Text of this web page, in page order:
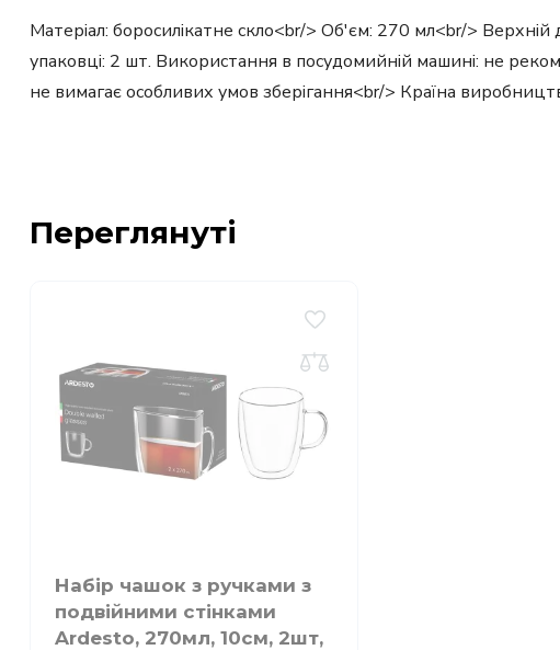
Матеріал: боросилікатне скло<br/> Об'єм: 270 мл<br/> Верхній
упаковці: 2 шт. Використання в посудомийній машині: не
не вимагає особливих умов зберігання<br/> Країна
Переглянуті
Набір чашок з ручками з
подвійними стінками
Ardesto, 270мл, 10см, 2шт,